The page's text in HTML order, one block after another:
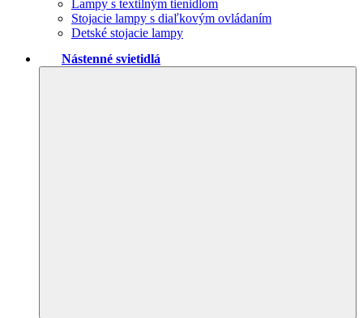
Lampy s textilným tienidlom
Stojacie lampy s diaľkovým ovládaním
Detské stojacie lampy
Nástenné svietidlá